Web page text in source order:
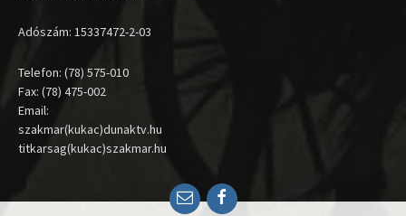
Adószám: 15337472-2-03
Telefon: (78) 575-010
Fax: (78) 475-002
Email:
szakmar(kukac)dunaktv.hu
titkarsag(kukac)szakmar.hu
EmailFacebook